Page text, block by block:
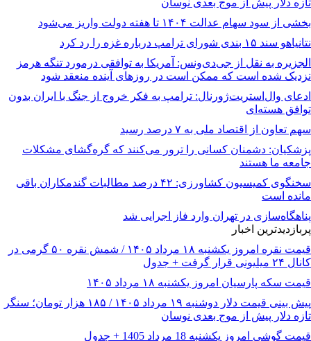
بخشی از سود سهام عدالت ۱۴۰۴ تا هفته دولت واریز می‌شود
نتانیاهو سند ۱۵ بندی شورای ترامپ درباره غزه را رد کرد
الجزیره به نقل از جی‌دی‌ونس: آمریکا به توافقی درمورد تنگه هرمز
نزدیک شده است که ممکن است در روزهای آینده منعقد شود
ادعای وال‌استریت‌ژورنال: ترامپ به فکر خروج از جنگ با ایران بدون
توافق هسته‌ای
سهم تعاون از اقتصاد ملی به ۷ درصد رسید
پزشکیان: دشمنان کسانی را ترور می‌کنند که گره‌گشای مشکلات
جامعه ما هستند
سخنگوی کمیسیون کشاورزی: ۴۲ درصد مطالبات گندمکاران باقی
مانده است
پناهگاه‌سازی در تهران وارد فاز اجرایی شد
پربازدیدترین اخبار
قیمت نقره امروز یکشنبه ۱۸ مرداد ۱۴۰۵ / شمش نقره ۵۰ گرمی در
کانال ۲۴ میلیونی قرار گرفت + جدول
قیمت سکه پارسیان امروز یکشنبه ۱۸ مرداد ۱۴۰۵
پیش‌ بینی قیمت دلار دوشنبه ۱۹ مرداد ۱۴۰۵ / ۱۸۵ هزار تومان؛ سنگر
تازه دلار پیش از موج بعدی نوسان
قیمت گوشی امروز یکشنبه 18 مرداد 1405 + جدول